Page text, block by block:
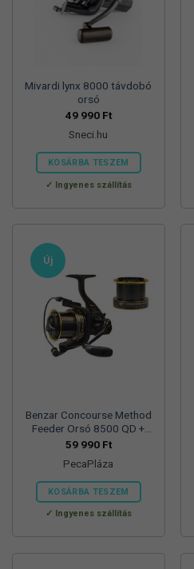
termékoldalon
választhatók
ki
Mivardi lynx 8000 távdobó
orsó
49 990 Ft
Sneci.hu
KOSÁRBA TESZEM
Ingyenes szállítás
Új
Benzar Concourse Method
Feeder Orsó 8500 QD +
Pótdob
59 990 Ft
PecaPláza
KOSÁRBA TESZEM
Ennek
Ingyenes szállítás